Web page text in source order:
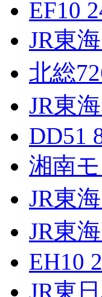
EF10
JR東
北総
JR東
DD51
湘南
JR東
JR東
EH10
JR東